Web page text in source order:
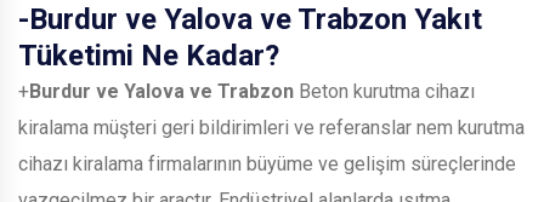
-Burdur ve Yalova ve Trabzon Yakıt
Tüketimi Ne Kadar?
+Burdur ve Yalova ve Trabzon Beton kurutma cihazı
kiralama müşteri geri bildirimleri ve referanslar nem kurutma
cihazı kiralama firmalarının büyüme ve gelişim süreçlerinde